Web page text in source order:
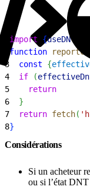
import {useDNT
function
3
  const
{
4
  if
(
5
    return
6
}
7
  return
fetch(
8}
Considérations
Si un acheteur
ou si l’état DNT